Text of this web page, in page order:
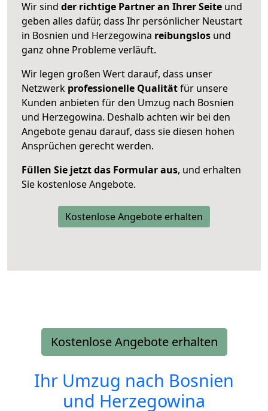
Wir sind der richtige Partner an Ihrer Seite und
geben alles dafür, dass Ihr persönlicher Neustart
in Bosnien und Herzegowina reibungslos und
ganz ohne Probleme verläuft.
Wir legen großen Wert darauf, dass unser
Netzwerk professionelle Qualitätfür unsere
Kunden anbieten für den Umzug nach Bosnien
und Herzegowina. Deshalb achten wir bei den
Angebote genau darauf, dass sie diesen hohen
Ansprüchen gerecht werden.
Füllen Sie jetzt das Formular aus, und erhalten
Sie kostenlose Angebote.
Kostenlose Angebote erhalten
Kostenlose Angebote erhalten
Ihr Umzug nach Bosnien
und Herzegowina